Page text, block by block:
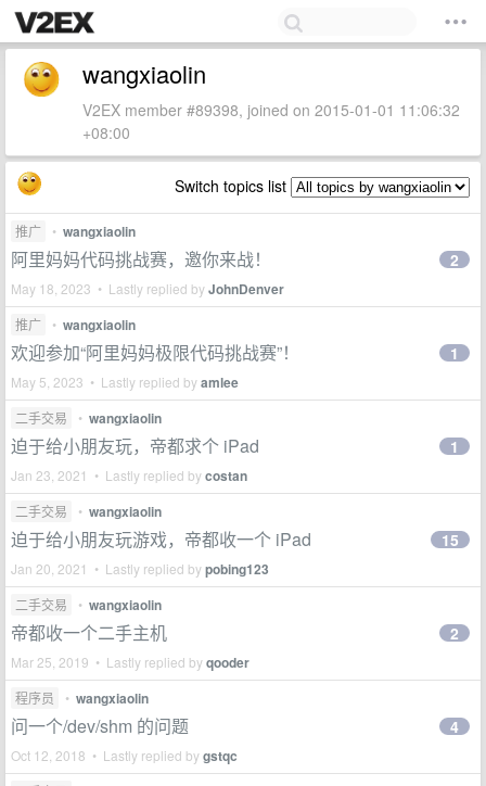
wangxiaolin
V2EX member #89398, joined on 2015-01-01 11:06:32
+08:00
Switch topics list
推广 • wangxiaolin
阿里妈妈代码挑战赛，邀你来战！
May 18, 2023 • Lastly replied byJohnDenver
2
推广 • wangxiaolin
欢迎参加“阿里妈妈极限代码挑战赛”！
May 5, 2023 • Lastly replied byamlee
1
二手交易 • wangxiaolin
迫于给小朋友玩，帝都求个 iPad
Jan 23, 2021 • Lastly replied bycostan
1
二手交易 • wangxiaolin
迫于给小朋友玩游戏，帝都收一个 iPad
Jan 20, 2021 • Lastly replied bypobing123
15
二手交易 • wangxiaolin
帝都收一个二手主机
Mar 25, 2019 • Lastly replied byqooder
2
程序员 • wangxiaolin
问一个/dev/shm 的问题
Oct 12, 2018 • Lastly replied bygstqc
4